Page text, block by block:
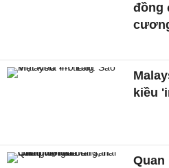
đồng
kiều